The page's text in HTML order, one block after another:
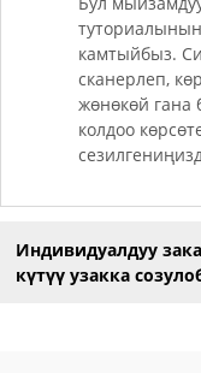
камтыйбыз.
сканерлеп,
жөнөкөй гана
колдоо
Индивидуалдуу
күтүү узакка